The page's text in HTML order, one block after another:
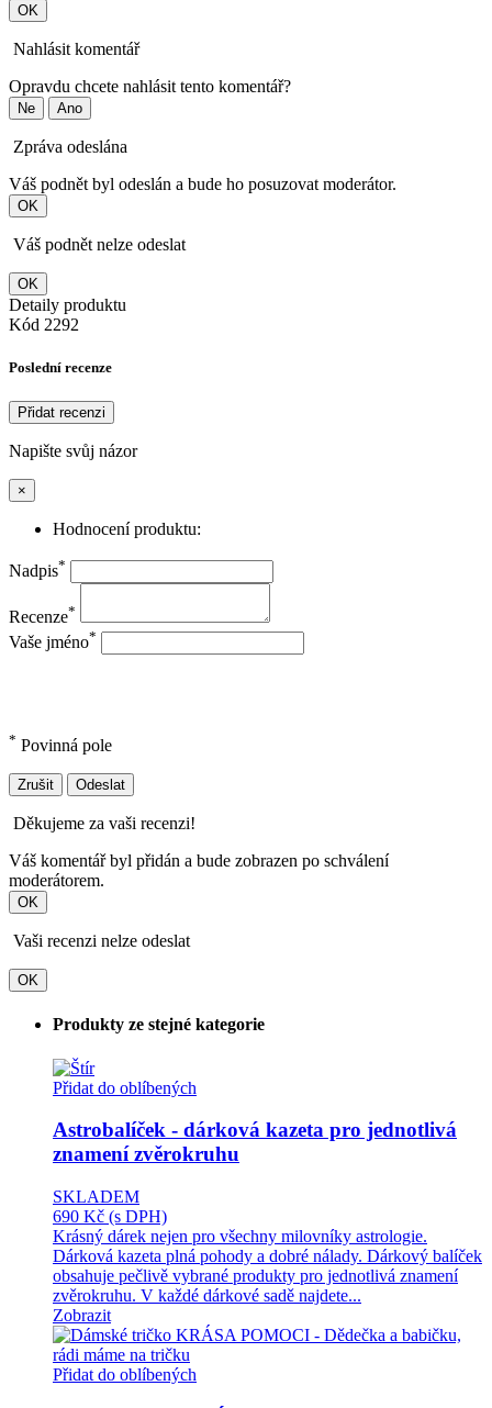
OK
Nahlásit komentář
Opravdu chcete nahlásit tento komentář?
Ne Ano
Zpráva odeslána
Váš podnět byl odeslán a bude ho posuzovat moderátor.
OK
Váš podnět nelze odeslat
OK
Detaily produktu
Kód 2292
Poslední recenze
Přidat recenzi
Napište svůj názor
×
Hodnocení produktu:
Nadpis*
Recenze*
Vaše jméno*
* Povinná pole
Zrušit Odeslat
Děkujeme za vaši recenzi!
Váš komentář byl přidán a bude zobrazen po schválení
moderátorem.
OK
Vaši recenzi nelze odeslat
OK
Produkty ze stejné kategorie
Přidat do oblíbených
Astrobalíček - dárková kazeta pro jednotlivá
znamení zvěrokruhu
SKLADEM
690 Kč (s DPH)
Krásný dárek nejen pro všechny milovníky astrologie.
Dárková kazeta plná pohody a dobré nálady. Dárkový balíček
obsahuje pečlivě vybrané produkty pro jednotlivá znamení
zvěrokruhu. V každé dárkové sadě najdete...
Zobrazit
Přidat do oblíbených